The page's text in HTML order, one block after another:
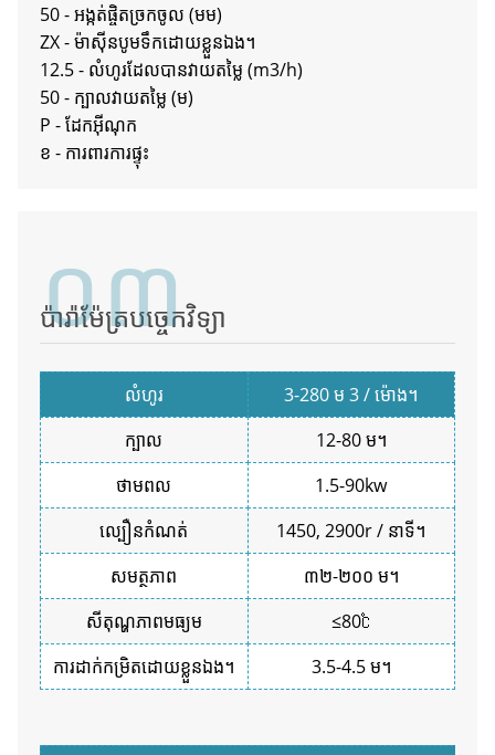
50 - អង្កត់ផ្ចិតច្រកចូល (មម)
ZX - ម៉ាស៊ីនបូមទឹកដោយខ្លួនឯង។
12.5 - លំហូរដែលបានវាយតម្លៃ (m3/h)
50 - ក្បាលវាយតម្លៃ (ម)
P - ដែកអ៊ីណុក
ខ - ការពារការផ្ទុះ
០៣
ប៉ារ៉ាម៉ែត្របច្ចេកវិទ្យា
លំហូរ
3-280 ម 3 / ម៉ោង។
ក្បាល
12-80 ម។
ថាមពល
1.5-90kw
ល្បឿនកំណត់
1450, 2900r / នាទី។
សមត្ថភាព
៣២-២០០ ម។
សីតុណ្ហភាពមធ្យម
≤80℃
ការដាក់កម្រិតដោយខ្លួនឯង។
3.5-4.5 ម។